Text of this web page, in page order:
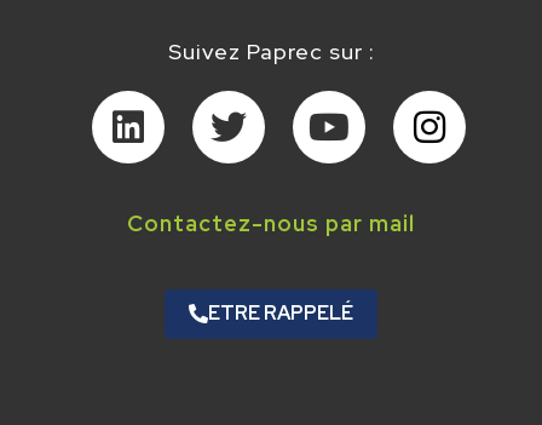
Suivez Paprec sur :
Contactez-nous par mail
ETRE RAPPELÉ